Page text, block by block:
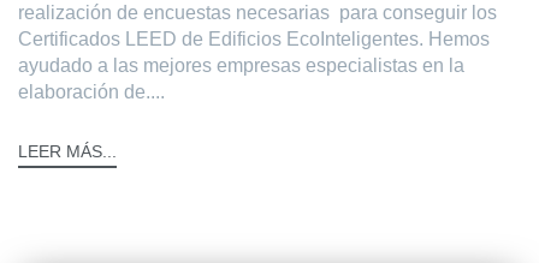
realización de encuestas necesarias para conseguir los
Certificados LEED de Edificios EcoInteligentes. Hemos
ayudado a las mejores empresas especialistas en la
elaboración de....
LEER MÁS...